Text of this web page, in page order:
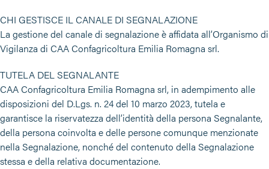
CHI GESTISCE IL CANALE DI SEGNALAZIONE
La gestione del canale di segnalazione è affidata all’Organismo di
Vigilanza di CAA Confagricoltura Emilia Romagna srl.
TUTELA DEL SEGNALANTE
CAA Confagricoltura Emilia Romagna srl, in adempimento alle
disposizioni del D.Lgs. n. 24 del 10 marzo 2023, tutela e
garantisce la riservatezza dell’identità della persona Segnalante,
della persona coinvolta e delle persone comunque menzionate
nella Segnalazione, nonché del contenuto della Segnalazione
stessa e della relativa documentazione.